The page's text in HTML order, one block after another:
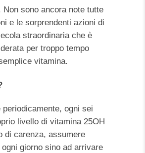
Non sono ancora note tutte
e le sorprendenti azioni di
straordinaria che è
per troppo tempo
vitamina.
periodicamente, ogni sei
livello di vitamina 25OH
di carenza, assumere
giorno sino ad arrivare